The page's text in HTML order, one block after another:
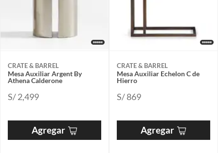
CRATE & BARREL
Mesa Auxiliar Argent By
Athena Calderone
S/ 2,499
Agregar
CRATE & BARREL
Mesa Auxiliar Echelon C de
Hierro
S/ 869
Agregar